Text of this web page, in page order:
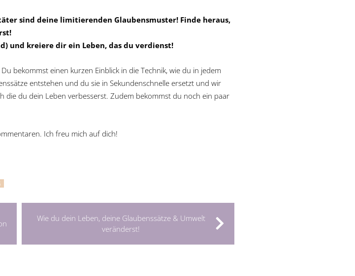
sind deine limitierenden Glaubensmuster! Finde heraus,
und kreiere dir ein Leben, das du verdienst!
bekommst einen kurzen Einblick in die Technik, wie du in jedem
entstehen und du sie in Sekundenschnelle ersetzt und wir
du dein Leben verbesserst. Zudem bekommst du noch ein paar
Ich freu mich auf dich!
Wie du dein Leben, deine Glaubenssätze & Umwelt
veränderst!